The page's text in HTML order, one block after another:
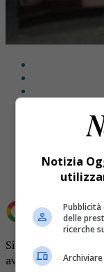
Aggiungi
Sindaco investito
avvenuto a
Notizia
delle
ricerche